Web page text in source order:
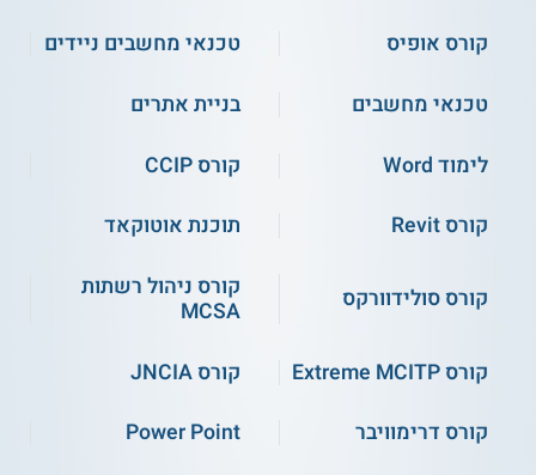
בר אילן
שירות אישי חינם
קורס נכס דיגיטלי מניב
מתנה!)
קורס אופיס
טכנאי מחשבים ניידים
טכנאי מחשבים
בניית אתרים
לימוד Word
קורס CCIP
קורס Revit
תוכנת אוטוקאד
קורס סולידוורקס
קורס ניהול רשתות
MCSA
קורס Extreme MCITP
קורס JNCIA
קורס דרימוויבר
Power Point